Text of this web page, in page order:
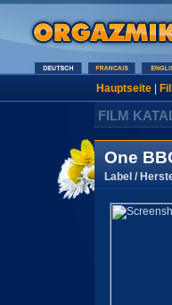
Hauptseite|
FILM
One
Label /